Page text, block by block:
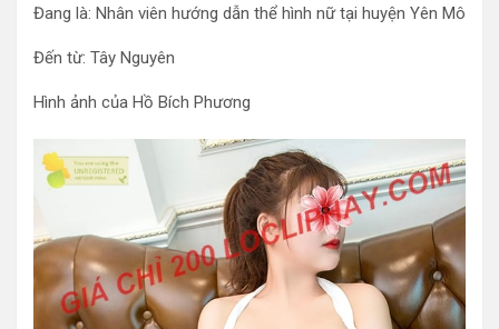
Đang là: Nhân viên hướng dẫn thể hình nữ tại huyện Yên Mô
Đến từ: Tây Nguyên
Hình ảnh của Hồ Bích Phương